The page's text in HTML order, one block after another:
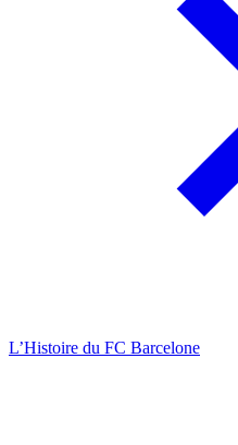
L’Histoire du FC Barcelone